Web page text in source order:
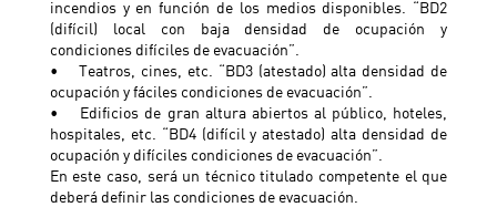
incendios y en función de los medios disponibles. “BD2
(difícil) local con baja densidad de ocupación y
condiciones difíciles de evacuación”.
• Teatros, cines, etc. “BD3 (atestado) alta densidad de
ocupación y fáciles condiciones de evacuación”.
• Edificios de gran altura abiertos al público, hoteles,
hospitales, etc. “BD4 (difícil y atestado) alta densidad de
ocupación y difíciles condiciones de evacuación”.
En este caso, será un técnico titulado competente el que
deberá definir las condiciones de evacuación.